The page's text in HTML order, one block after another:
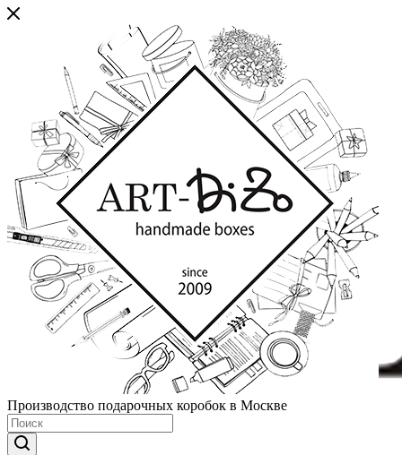
Производство подарочных коробок в Москве